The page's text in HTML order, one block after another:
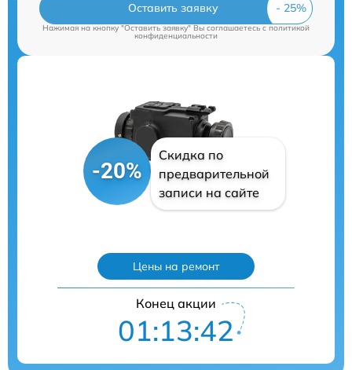
Оставить заявку
Нажимая на кнопку "Оставить заявку" Вы соглашаетесь cполитикой
конфиденциальности
-20%
Скидка по
предварительной
записи на сайте
Цены на ремонт
Конец акции
01:13:41